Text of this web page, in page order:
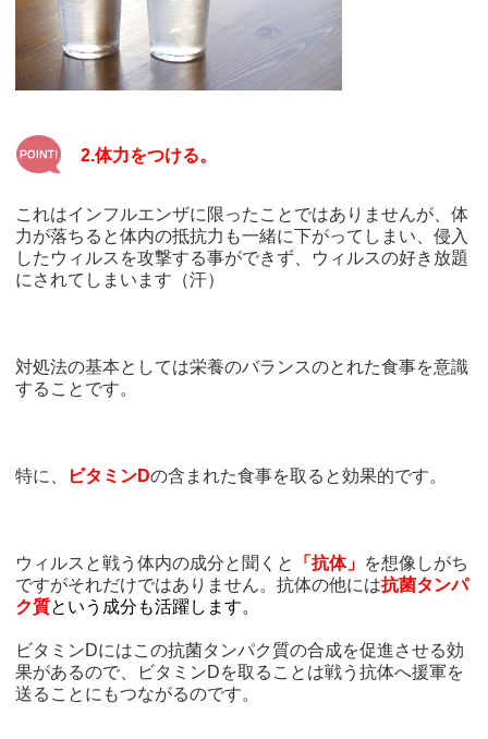
2.体力をつける。
これはインフルエンザに限ったことではありませんが、体
力が落ちると体内の抵抗力も一緒に下がってしまい、侵入
したウィルスを攻撃する事ができず、ウィルスの好き放題
にされてしまいます（汗）
対処法の基本としては栄養のバランスのとれた食事を意識
することです。
特に、 ビタミンDの含まれた食事を取ると効果的です。
ウィルスと戦う体内の成分と聞くと 「抗体」 を想像しがち
ですがそれだけではありません。抗体の他には抗菌タンパ
ク質という成分も活躍します。
ビタミンDにはこの抗菌タンパク質の合成を促進させる効
果があるので、ビタミンDを取ることは戦う抗体へ援軍を
送ることにもつながるのです。